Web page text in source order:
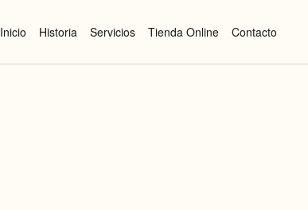
Inicio Historia Servicios Tienda Online Contacto